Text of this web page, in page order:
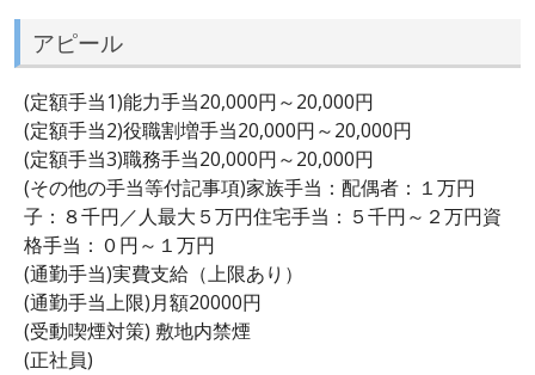
アピール
(定額手当1)能力手当20,000円～20,000円
(定額手当2)役職割増手当20,000円～20,000円
(定額手当3)職務手当20,000円～20,000円
(その他の手当等付記事項)家族手当：配偶者：１万円
子：８千円／人最大５万円住宅手当：５千円～２万円資
格手当：０円～１万円
(通勤手当)実費支給（上限あり）
(通勤手当上限)月額20000円
(受動喫煙対策) 敷地内禁煙
(正社員)